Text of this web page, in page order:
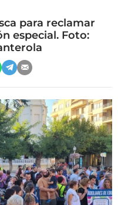
para reclamar
especial. Foto: